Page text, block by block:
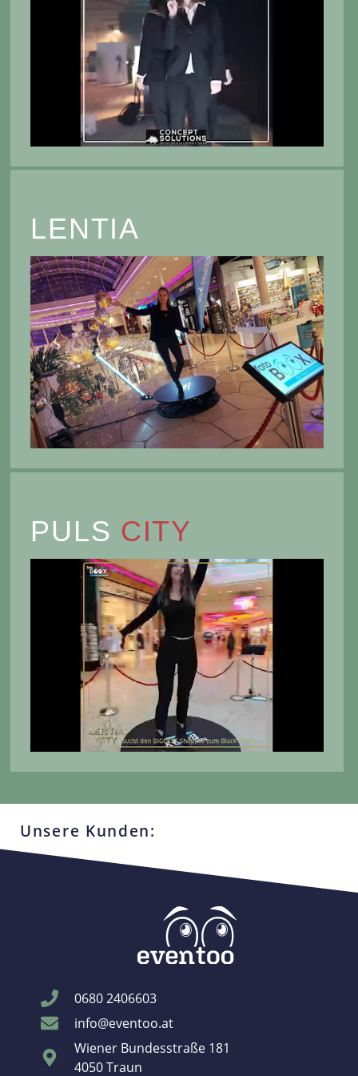
LENTIA
PULS CITY
Unsere Kunden:
0680 2406603
info@eventoo.at
Wiener Bundesstraße 181
4050 Traun